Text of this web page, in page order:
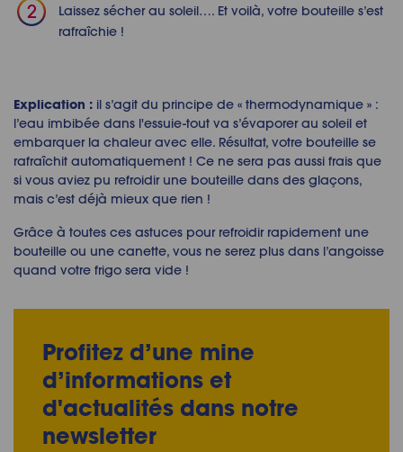
Profitez d’une mine
d’informations et
d'actualités dans notre
newsletter
Laissez sécher au soleil…. Et voilà, votre bouteille s’est
rafraîchie !
Explication : il s’agit du principe de « thermodynamique » :
l’eau imbibée dans l'essuie-tout va s’évaporer au soleil et
embarquer la chaleur avec elle. Résultat, votre bouteille se
rafraîchit automatiquement ! Ce ne sera pas aussi frais que
si vous aviez pu refroidir une bouteille dans des glaçons,
mais c’est déjà mieux que rien !
Grâce à toutes ces astuces pour refroidir rapidement une
bouteille ou une canette, vous ne serez plus dans l’angoisse
quand votre frigo sera vide !